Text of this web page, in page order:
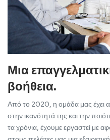
Μια
βοήθεια.
Από το 2020, η ομάδα μας έχει
στην ικανότητά της και την
τα χρόνια, έχουμε εργαστεί με